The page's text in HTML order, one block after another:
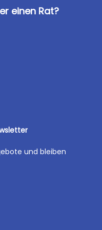
einen Rat?
und bleiben